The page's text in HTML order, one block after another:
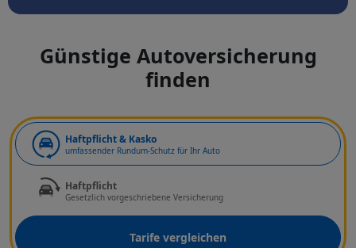
Günstige Autoversicherung
finden
Haftpflicht & Kasko
umfassender Rundum-Schutz für Ihr Auto
Haftpflicht
Gesetzlich vorgeschriebene Versicherung
Tarife vergleichen